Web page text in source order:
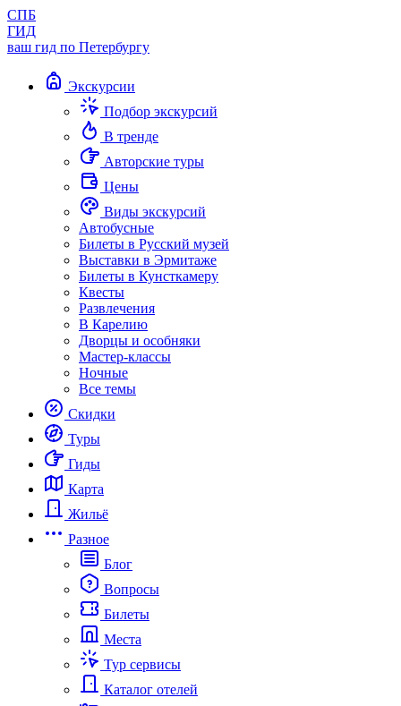
СПБ
ГИД
ваш гид по Петербургу
Экскурсии
Подбор экскурсий
В тренде
Авторские туры
Цены
Виды экскурсий
Автобусные
Билеты в Русский музей
Выставки в Эрмитаже
Билеты в Кунсткамеру
Квесты
Развлечения
В Карелию
Дворцы и особняки
Мастер-классы
Ночные
Все темы
Скидки
Туры
Гиды
Карта
Жильё
Разное
Блог
Вопросы
Билеты
Места
Тур сервисы
Каталог отелей